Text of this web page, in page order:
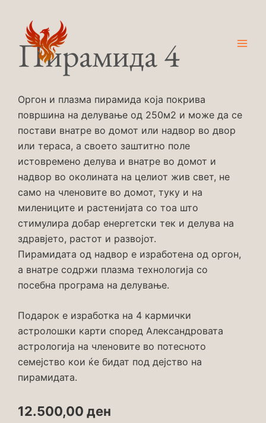
contentПирамида 4
Оргон и плазма пирамида која покрива
површина на делување од 250м2 и може да се
постави внатре во домот или надвор во двор
или тераса, а своето заштитно поле
истовремено делува и внатре во домот и
надвор во околината на целиот жив свет, не
само на членовите во домот, туку и на
милениците и растенијата со тоа што
стимулира добар енергетски тек и делува на
здравјето, растот и развојот.
Пирамидата од надвор е изработена од оргон,
а внатре содржи плазма технологија со
посебна програма на делување.
Подарок е изработка на 4 кармички
астролошки карти според Александровата
астрологија на членовите во потесното
семејство кои ќе бидат под дејство на
пирамидата.
12.500,00 ден